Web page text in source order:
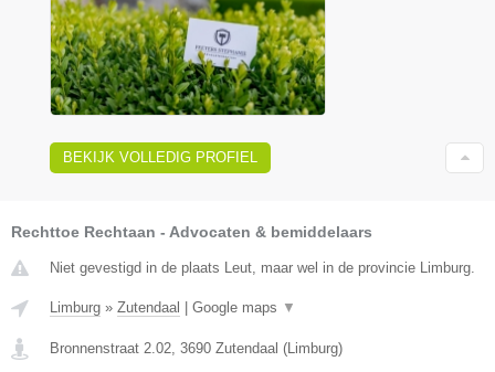
BEKIJK VOLLEDIG PROFIEL
Rechttoe Rechtaan - Advocaten & bemiddelaars
Niet gevestigd in de plaats Leut, maar wel in de provincie Limburg.
Limburg » Zutendaal | Google maps ▼
Bronnenstraat 2.02 3690 Zutendaal (Limburg)